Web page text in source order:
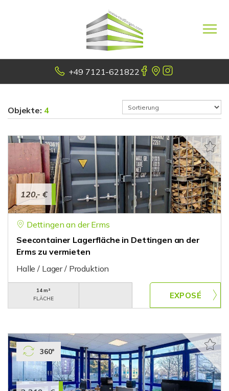
+49 7121-621822
Objekte: 4
120,- €
Dettingen an der Erms
Seecontainer Lagerfläche in Dettingen an der
Erms zu vermieten
Halle / Lager / Produktion
14 m²
FLÄCHE
360°